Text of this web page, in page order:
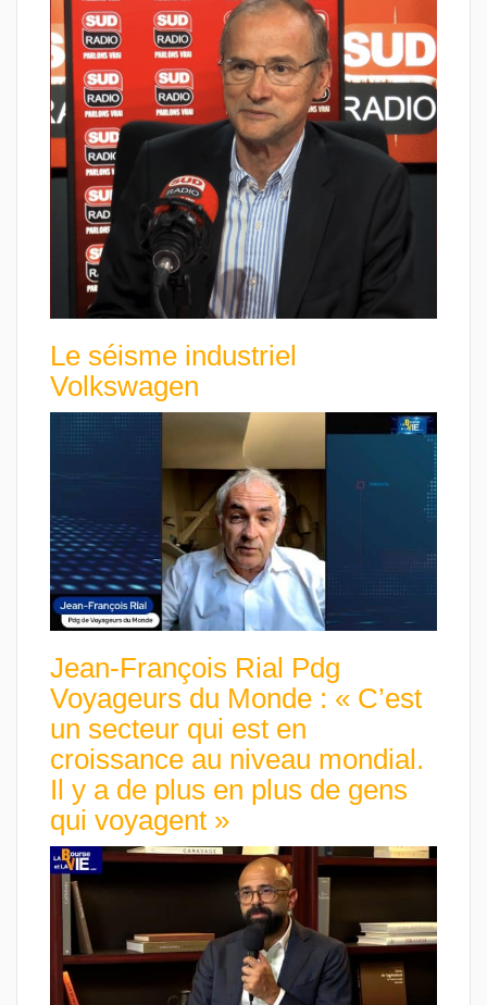
Le séisme industriel
Volkswagen
Jean-François Rial Pdg
Voyageurs du Monde : « C’est
un secteur qui est en
croissance au niveau mondial.
Il y a de plus en plus de gens
qui voyagent »